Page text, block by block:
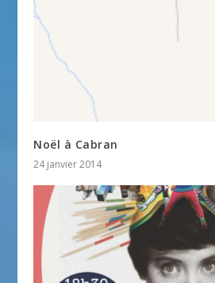
Noël à Cabran
24 janvier 2014